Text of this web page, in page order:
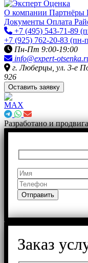
О компании Партнёры
Документы Оплата
+7 (495) 543-71-89
+7 (925) 762-20-83 (пн-
Пн-Пт 9:00-19:00
info@expert-
г. Люберцы, ул. 3-е
926
Оставить заявку
Разработано и
Заказ